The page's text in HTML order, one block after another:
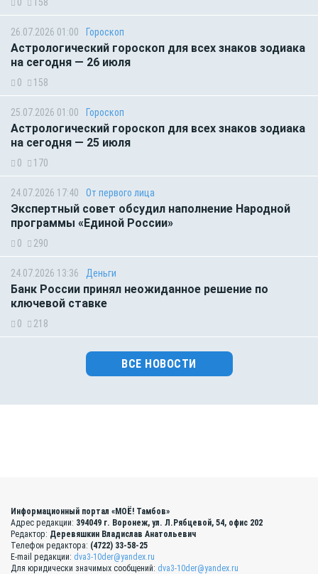
26.07.2026 01:00 Гороскоп
Астрологический гороскоп для всех знаков зодиака
на сегодня — 26 июля
0 158
25.07.2026 01:00 Гороскоп
Астрологический гороскоп для всех знаков зодиака
на сегодня — 25 июля
0 170
24.07.2026 17:40 От первого лица
Экспертный совет обсудил наполнение Народной
программы «Единой России»
0 290
24.07.2026 13:36 Деньги
Банк России принял неожиданное решение по
ключевой ставке
0 218
ВСЕ НОВОСТИ
Информационный портал «МОЁ! Тамбов»
Адрес редакции: 394049 г. Воронеж, ул. Л.Рябцевой, 54, офис 202
Редактор: Деревяшкин Владислав Анатольевич
Телефон редактора: (4722) 33-58-25
E-mail редакции: dva3-10der@yandex.ru
Для юридически значимых сообщений: dva3-10der@yandex.ru